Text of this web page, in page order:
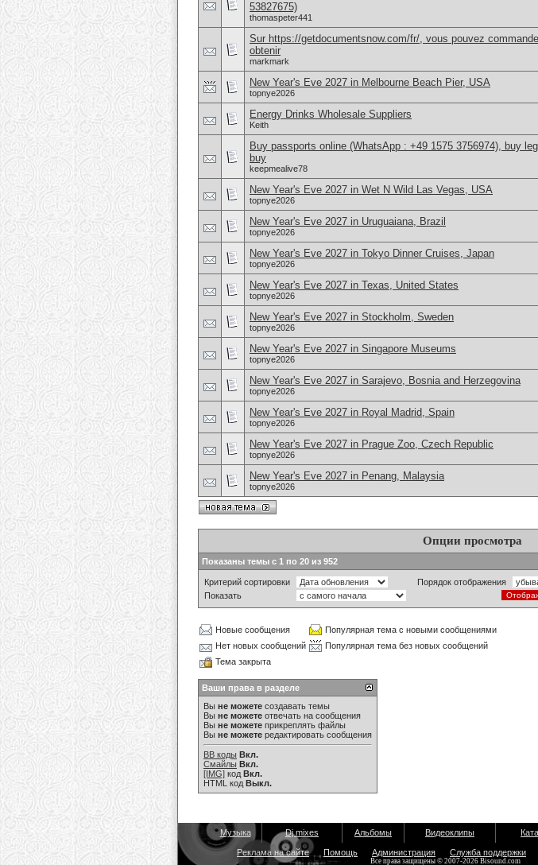
53827675)
thomaspeter441
Sur https://getdocumentsnow.com/fr/, vous pouvez
obtenir
markmark
New Year's Eve 2027 in Melbourne Beach Pier, USA
topnye2026
Energy Drinks Wholesale Suppliers
Keith
Buy passports online (WhatsApp : +49 1575 3756974), buy
buy
keepmealive78
New Year's Eve 2027 in Wet N Wild Las Vegas, USA
topnye2026
New Year's Eve 2027 in Uruguaiana, Brazil
topnye2026
New Year's Eve 2027 in Tokyo Dinner Cruises, Japan
topnye2026
New Year's Eve 2027 in Texas, United States
topnye2026
New Year's Eve 2027 in Stockholm, Sweden
topnye2026
New Year's Eve 2027 in Singapore Museums
topnye2026
New Year's Eve 2027 in Sarajevo, Bosnia and Herzegovina
topnye2026
New Year's Eve 2027 in Royal Madrid, Spain
topnye2026
New Year's Eve 2027 in Prague Zoo, Czech Republic
topnye2026
New Year's Eve 2027 in Penang, Malaysia
topnye2026
Опции просмотра
Показаны темы с 1 по 20 из 952
Критерий сортировки
Порядок отображения
Показать
Новые сообщения
Популярная тема с новыми сообщениями
Нет новых сообщений
Популярная тема без новых сообщений
Тема закрыта
Ваши права в разделе
Вы не можете создавать темы
Вы не можете отвечать на сообщения
Вы не можете прикреплять файлы
Вы не можете редактировать сообщения
BB коды Вкл.
Смайлы Вкл.
[IMG] код Вкл.
HTML код Выкл.
Музыка Dj mixes Альбомы Видеоклипы
Реклама на сайте Помощь Администрация Служба поддержки
Все права защищены © 2007-2026 Bisound.com